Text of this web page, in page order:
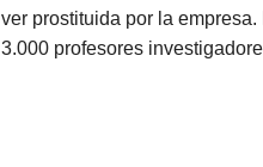
ver prostituida por la
3.000 profesores